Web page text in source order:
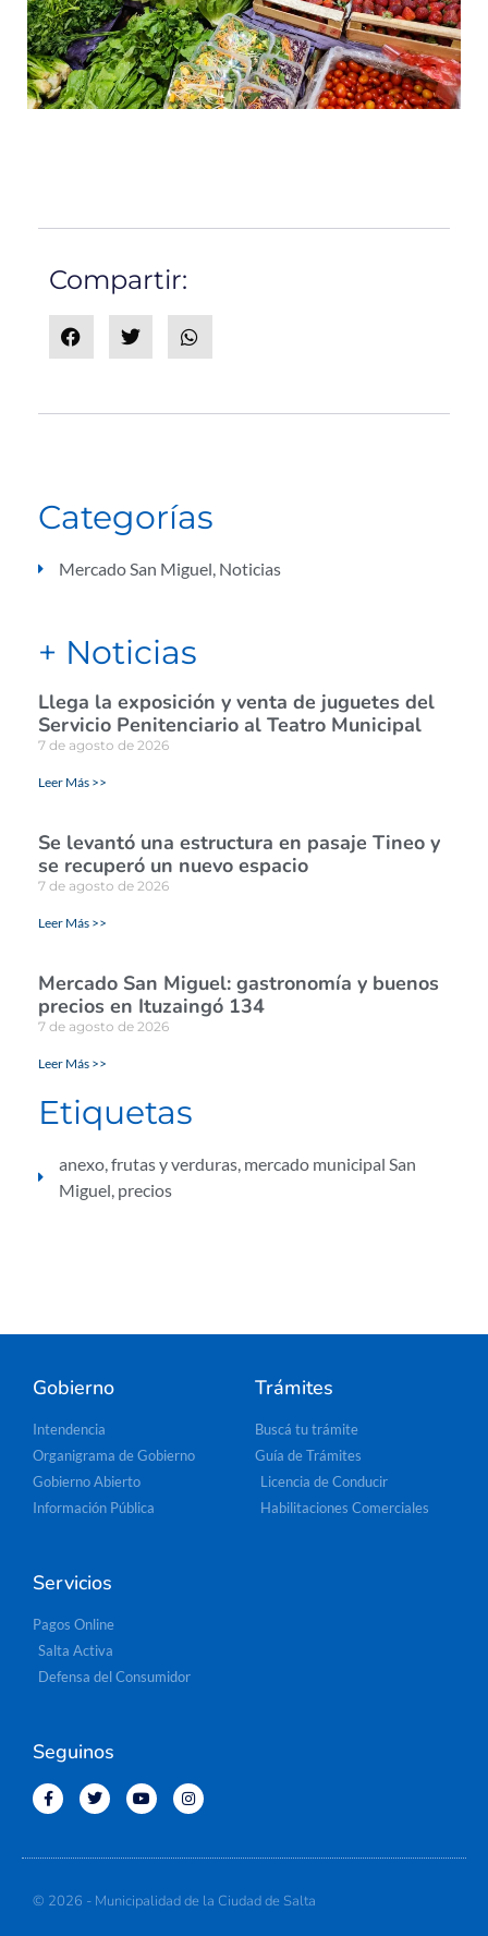
Compartir:
Categorías
Mercado San Miguel Noticias
+ Noticias
Llega la exposición y venta de juguetes del
Servicio Penitenciario al Teatro Municipal
7 de agosto de 2026
Leer Más >>
Se levantó una estructura en pasaje Tineo y
se recuperó un nuevo espacio
7 de agosto de 2026
Leer Más >>
Mercado San Miguel: gastronomía y buenos
precios en Ituzaingó 134
7 de agosto de 2026
Leer Más >>
Etiquetas
anexo frutas y verduras mercado municipal San
Miguel precios
Gobierno
Intendencia
Organigrama de Gobierno
Gobierno Abierto
Información Pública
Trámites
Buscá tu trámite
Guía de Trámites
Licencia de Conducir
Habilitaciones Comerciales
Servicios
Pagos Online
Salta Activa
Defensa del Consumidor
Seguinos
© 2026 - Municipalidad de la Ciudad de Salta